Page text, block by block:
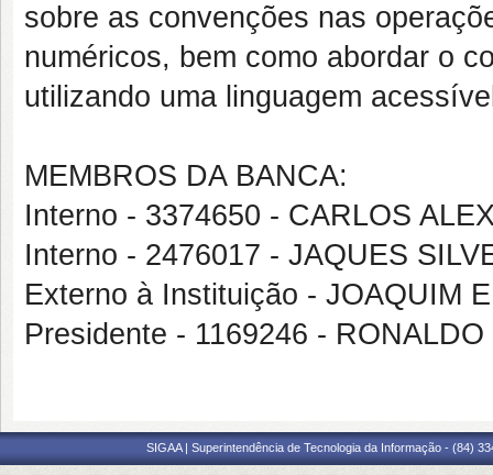
sobre as convenções nas
numéricos, bem como abordar o
utilizando uma linguagem
MEMBROS DA BANCA:
Interno - 3374650 - CARLOS
Interno - 2476017 - JAQUES
Externo à Instituição - JOAQUIM
Presidente - 1169246 -
SIGAA | Superintendência de Tecnologia da Informação - (84)